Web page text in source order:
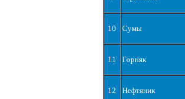
10 Сумы
11 Горняк
12 Нефтяник